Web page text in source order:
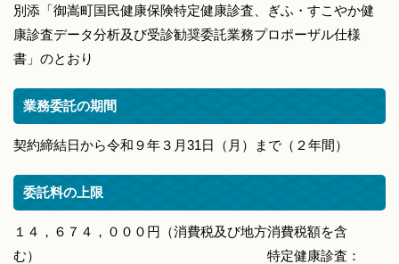
別添「御嵩町国民健康保険特定健康診査、ぎふ・すこやか健
康診査データ分析及び受診勧奨委託業務プロポーザル仕様
書」のとおり
業務委託の期間
契約締結日から令和９年３月31日（月）まで（２年間）
委託料の上限
１４，６７４，０００円（消費税及び地方消費税額を含
む） 特定健康診査：